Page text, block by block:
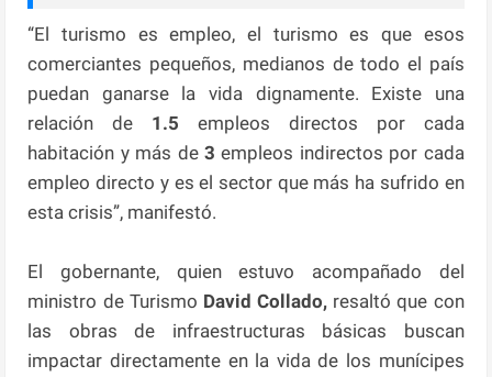
“El turismo es empleo, el turismo es que esos
comerciantes pequeños, medianos de todo el país
puedan ganarse la vida dignamente. Existe una
relación de 1.5empleos directos por cada
habitación y más de3 empleos indirectos por cada
empleo directo y es el sector que más ha sufrido en
esta crisis”, manifestó.
El gobernante, quien estuvo acompañado del
ministro de Turismo David Collado, resaltó que con
las obras de infraestructuras básicas buscan
impactar directamente en la vida de los munícipes